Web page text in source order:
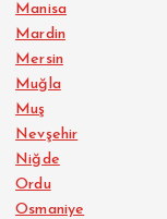
Manisa
Mardin
Mersin
Muğla
Muş
Nevşehir
Niğde
Ordu
Osmaniye